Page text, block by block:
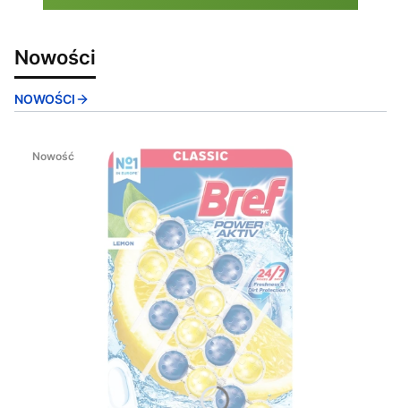
Nowości
NOWOŚCI
Nowość